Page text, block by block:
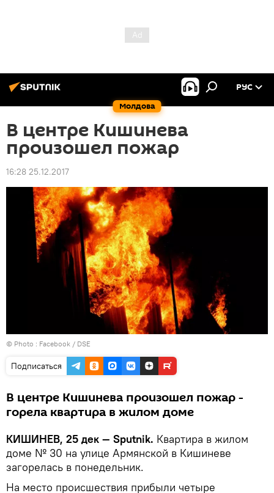
Молдова
РУС
В центре Кишинева
произошел пожар
16:28 25.12.2017
© Photo : Facebook / DSE
Подписаться
В центре Кишинева произошел пожар -
горела квартира в жилом доме
КИШИНЕВ, 25 дек — Sputnik. Квартира в жилом
доме № 30 на улице Армянской в Кишиневе
загорелась в понедельник.
На место происшествия прибыли четыре